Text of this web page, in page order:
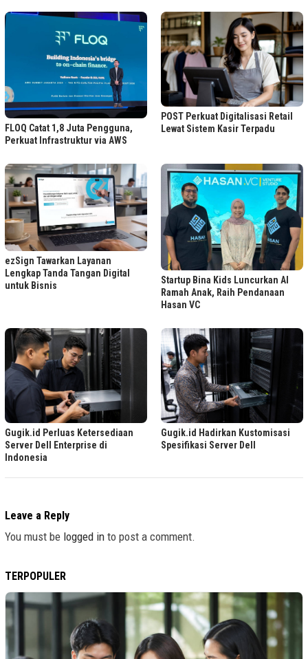
FLOQ Catat 1,8 Juta Pengguna,
Perkuat Infrastruktur via AWS
POST Perkuat Digitalisasi Retail
Lewat Sistem Kasir Terpadu
ezSign Tawarkan Layanan
Lengkap Tanda Tangan Digital
untuk Bisnis
Startup Bina Kids Luncurkan AI
Ramah Anak, Raih Pendanaan
Hasan VC
Gugik.id Perluas Ketersediaan
Server Dell Enterprise di
Indonesia
Gugik.id Hadirkan Kustomisasi
Spesifikasi Server Dell
Leave a Reply
You must be logged in to post a comment.
TERPOPULER